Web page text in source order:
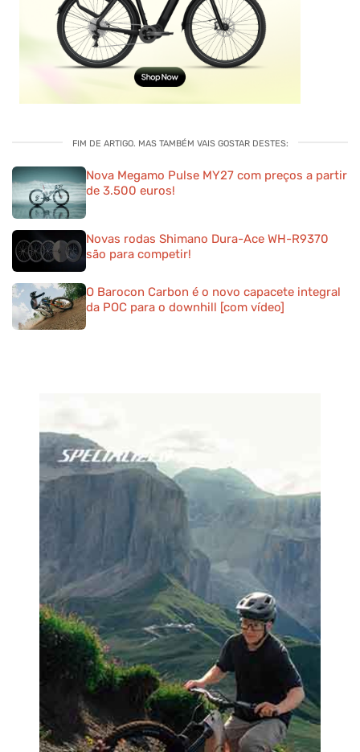
FIM DE ARTIGO. MAS TAMBÉM VAIS GOSTAR DESTES:
Nova Megamo Pulse MY27 com preços a partir
de 3.500 euros!
Novas rodas Shimano Dura-Ace WH-R9370
são para competir!
O Barocon Carbon é o novo capacete integral
da POC para o downhill [com vídeo]